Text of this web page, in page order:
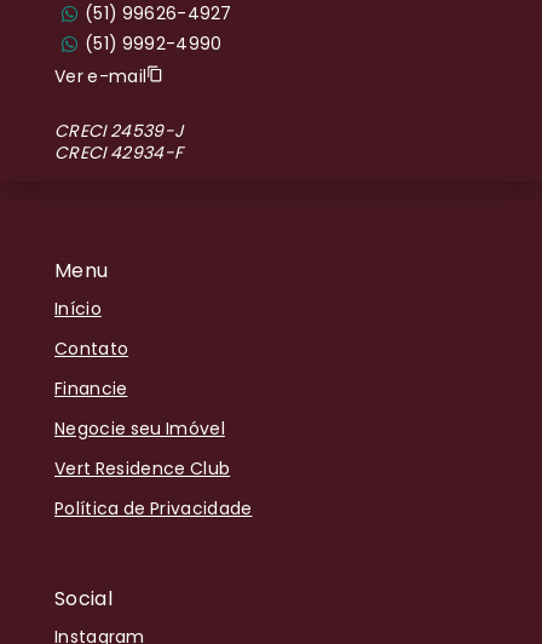
Menu
Início
Contato
Financie
Negocie seu Imóvel
Vert Residence Club
Política de Privacidade
Social
Instagram
(51) 99626-4927
(51) 9992-4990
Ver e-mail
CRECI 24539-J
CRECI 42934-F